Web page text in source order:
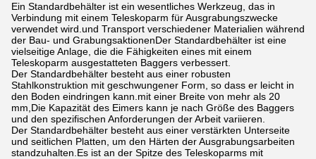
Ein Standardbehälter ist ein wesentliches Werkzeug, das in
Verbindung mit einem Teleskoparm für Ausgrabungszwecke
verwendet wird.und Transport verschiedener Materialien während
der Bau- und GrabungsaktionenDer Standardbehälter ist eine
vielseitige Anlage, die die Fähigkeiten eines mit einem
Teleskoparm ausgestatteten Baggers verbessert.
Der Standardbehälter besteht aus einer robusten
Stahlkonstruktion mit geschwungener Form, so dass er leicht in
den Boden eindringen kann.mit einer Breite von mehr als 20
mm,Die Kapazität des Eimers kann je nach Größe des Baggers
und den spezifischen Anforderungen der Arbeit variieren.
Der Standardbehälter besteht aus einer verstärkten Unterseite
und seitlichen Platten, um den Härten der Ausgrabungsarbeiten
standzuhalten.Es ist an der Spitze des Teleskoparms mit